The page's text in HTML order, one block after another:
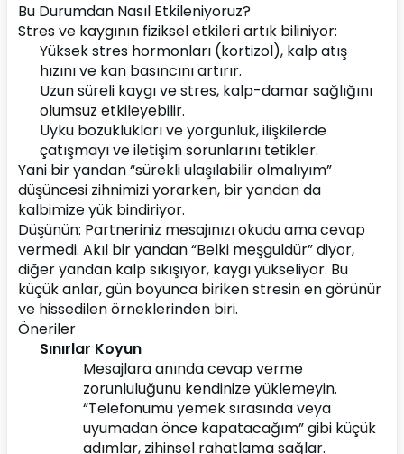
Bu Durumdan Nasıl Etkileniyoruz?
Stres ve kaygının fiziksel etkileri artık biliniyor:
Yüksek stres hormonları (kortizol), kalp atış
hızını ve kan basıncını artırır.
Uzun süreli kaygı ve stres, kalp-damar sağlığını
olumsuz etkileyebilir.
Uyku bozuklukları ve yorgunluk, ilişkilerde
çatışmayı ve iletişim sorunlarını tetikler.
Yani bir yandan “sürekli ulaşılabilir olmalıyım”
düşüncesi zihnimizi yorarken, bir yandan da
kalbimize yük bindiriyor.
Düşünün: Partneriniz mesajınızı okudu ama cevap
vermedi. Akıl bir yandan “Belki meşguldür” diyor,
diğer yandan kalp sıkışıyor, kaygı yükseliyor. Bu
küçük anlar, gün boyunca biriken stresin en görünür
ve hissedilen örneklerinden biri.
Öneriler
Sınırlar Koyun
Mesajlara anında cevap verme
zorunluluğunu kendinize yüklemeyin.
“Telefonumu yemek sırasında veya
uyumadan önce kapatacağım” gibi küçük
adımlar, zihinsel rahatlama sağlar.